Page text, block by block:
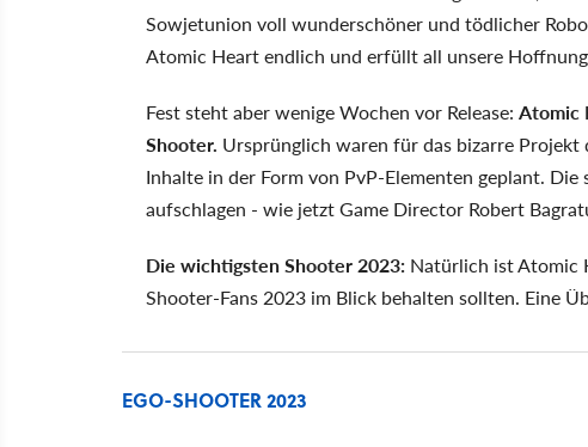
Sowjetunion voll wunderschöner und tödlicher
Atomic Heart endlich und erfüllt all unsere
Fest steht aber wenige Wochen vor Release: Atomic
Shooter. Ursprünglich waren für das bizarre
Inhalte in der Form von PvP-Elementen geplant.
aufschlagen - wie jetzt Game Director Robert
Die wichtigsten Shooter 2023: Natürlich ist Atomic
Shooter-Fans 2023 im Blick behalten sollten. Eine
EGO-SHOOTER 2023